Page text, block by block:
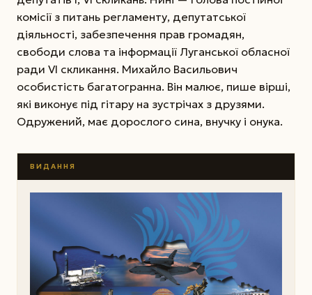
комісії з питань регламенту, депутатської
діяльності, забезпечення прав громадян,
свободи слова та інформації Луганської обласної
ради VI скликання. Михайло Васильович
особистість багатогранна. Він малює, пише вірші,
які виконує під гітару на зустрічах з друзями.
Одружений, має дорослого сина, внучку і онука.
ВИДАННЯ